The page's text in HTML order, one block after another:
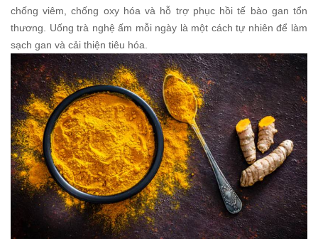
chống viêm, chống oxy hóa và hỗ trợ phục hồi tế bào gan tổn
thương. Uống trà nghệ ấm mỗi ngày là một cách tự nhiên để làm
sạch gan và cải thiện tiêu hóa.